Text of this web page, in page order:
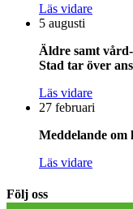
Läs vidare
5 augusti
Äldre samt
Stad tar över
Läs vidare
27 februari
Meddelande
Läs vidare
Följ oss